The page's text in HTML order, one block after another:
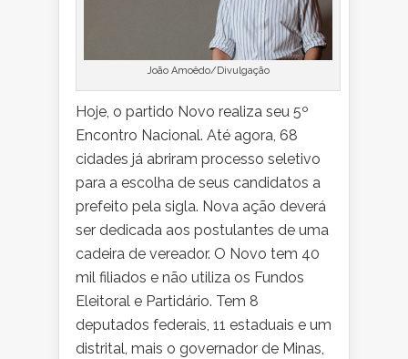
João Amoêdo/Divulgação
Hoje, o partido Novo realiza seu 5º
Encontro Nacional. Até agora, 68
cidades já abriram processo seletivo
para a escolha de seus candidatos a
prefeito pela sigla. Nova ação deverá
ser dedicada aos postulantes de uma
cadeira de vereador. O Novo tem 40
mil filiados e não utiliza os Fundos
Eleitoral e Partidário. Tem 8
deputados federais, 11 estaduais e um
distrital, mais o governador de Minas,